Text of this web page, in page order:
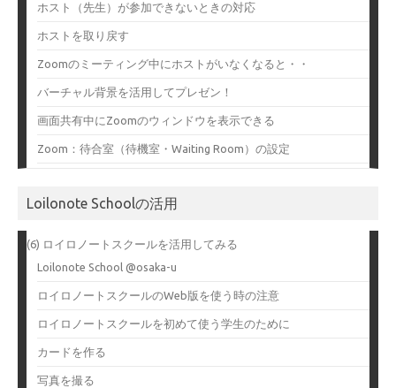
ホスト（先生）が参加できないときの対応
ホストを取り戻す
Zoomのミーティング中にホストがいなくなると・・
バーチャル背景を活用してプレゼン！
画面共有中にZoomのウィンドウを表示できる
Zoom：待合室（待機室・Waiting Room）の設定
Loilonote Schoolの活用
(6) ロイロノートスクールを活用してみる
Loilonote School @osaka-u
ロイロノートスクールのWeb版を使う時の注意
ロイロノートスクールを初めて使う学生のために
カードを作る
写真を撮る